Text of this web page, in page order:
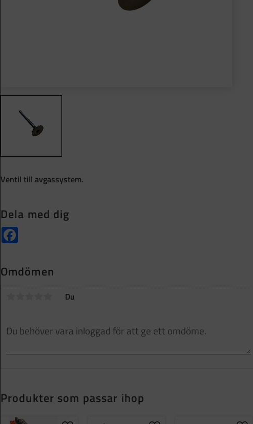
Ventil till avgassystem.
Dela med dig
Omdömen
Du
Produkter som passar ihop